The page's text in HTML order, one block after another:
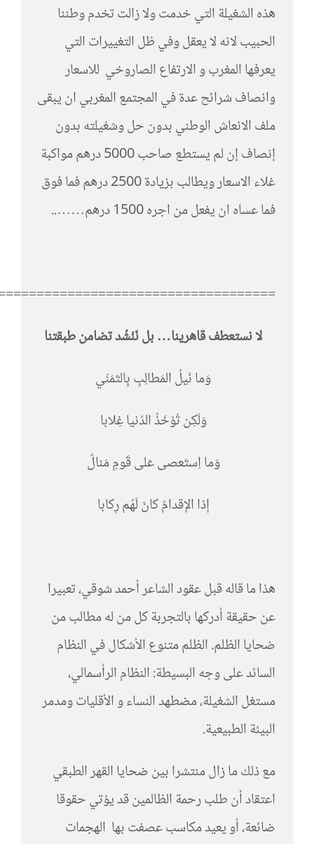
هذه الشغيلة التي خدمت ولا زالت تخدم وطننا
الحبيب لانه لا يعقل وفي ظل التغييرات التي
يعرفها المغرب و الارتفاع الصاروخي للاسعار
وانصاف شرائح عدة في المجتمع المغربي ان يبقى
ملف الانعاش الوطني بدون حل وشغيلته بدون
إنصاف إن لم يستطع صاحب 5000 درهم مواكبة
غلاء الاسعار ويطالب بزيادة 2500 درهم فما فوق
فما عساه ان يفعل من اجره 1500 درهم……..
لا نستعطف قاهرينا… بل نَنْشُد تضامن طبقتنا
وَما نَيلُ المَطالِبِ بِالتَمَنّي
وَلَكِن تُؤخَذُ الدُنيا غِلابا
وَما اِستَعصى عَلى قَومٍ مَنالٌ
إِذا الإِقدامُ كانَ لَهُم رِكابا
هذا ما قاله قبل عقود الشاعر أحمد شوقي، تعبيرا
عن حقيقة أدركها بالتجربة كل من له مطالب من
ضحايا الظلم. الظلم متنوع الأشكال في النظام
السائد على وجه البسيطة: النظام الرأسمالي،
مستغل الشغيلة، مضطهد النساء و الأقليات ومدمر
البيئة الطبيعية.
مع ذلك ما زال منتشرا بين ضحايا القهر الطبقي
اعتقاد أن طلب رحمة الظالمين قد يؤتي حقوقا
ضائعة، أو يعيد مكاسب عصفت بها الهجمات